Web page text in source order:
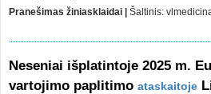
Pranešimas žiniasklaidai | Šaltinis:
Neseniai išplatintoje 2025 m.
vartojimo paplitimo ataskaitoje